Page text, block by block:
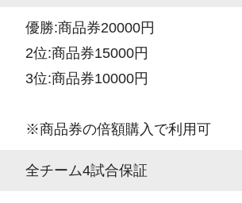
優勝:商品券20000円
2位:商品券15000円
3位:商品券10000円
※商品券の倍額購入で利用可
全チーム4試合保証